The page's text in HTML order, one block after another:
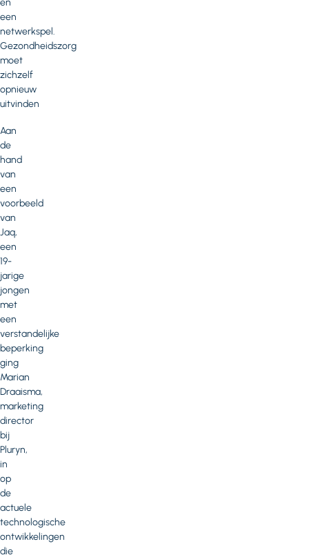
en
een
netwerkspel.
Gezondheidszorg
moet
zichzelf
opnieuw
uitvinden
Aan
de
hand
van
een
voorbeeld
van
Jaq,
een
19-
jarige
jongen
met
een
verstandelijke
beperking
ging
Marian
Draaisma,
marketing
director
bij
Pluryn,
in
op
de
actuele
technologische
ontwikkelingen
die